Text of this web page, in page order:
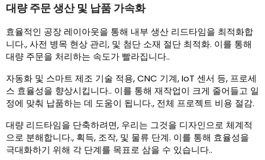
대량 주문 생산 및 납품 가속화
효율적인 공장 레이아웃을 통해 내부 생산 리드타임을 최적화합
니다., 사전 병목 현상 관리, 및 첨단 소재 절단 최적화. 이를 통해
대량 주문을 처리하는 속도가 빨라집니다..
자동화 및 스마트 제조 기술 적용, CNC 기계, IoT 센서 등, 프로세
스 효율성을 향상시킵니다.. 이를 통해 재작업이 크게 줄어들고 일
정에 맞춰 납품하는 데 도움이 됩니다., 전체 프로젝트 비용 절감.
대량 리드타임을 단축하려면, 우리는 그것을 디자인으로 체계적
으로 분해합니다., 획득, 조작, 및 물류 단계. 이를 통해 효율성을
극대화하기 위해 각 단계를 목표로 삼을 수 있습니다..